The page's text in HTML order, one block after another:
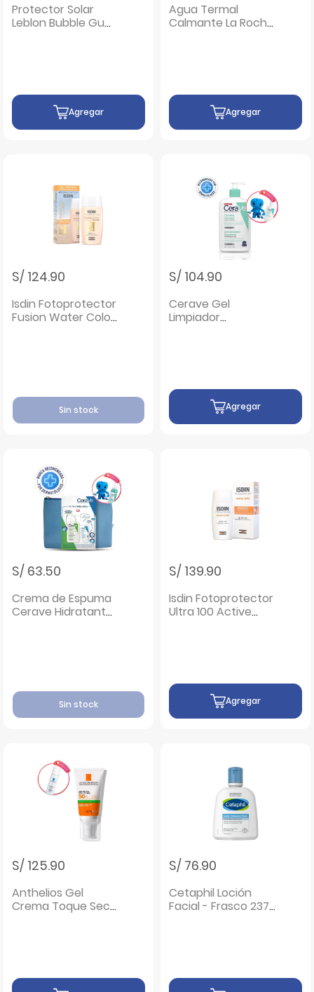
Protector Solar
Leblon Bubble Gum
Agregar
Agua Termal
Calmante La Roche
Agregar
S/ 124.90
Isdin Fotoprotector
Fusion Water Color
Sin stock
S/ 104.90
Cerave Gel
Limpiador
Agregar
S/ 63.50
Crema de Espuma
Cerave Hidratante
Sin stock
S/ 139.90
Isdin Fotoprotector
Ultra 100 Active
Agregar
S/ 125.90
Anthelios Gel
Crema Toque Seco
S/ 76.90
Cetaphil Loción
Facial - Frasco 237